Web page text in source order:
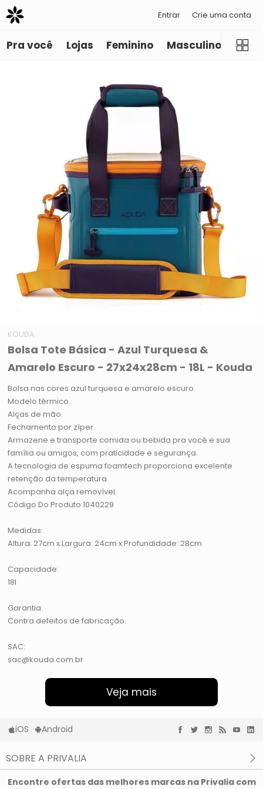
Entrar Crie uma conta
Pra você Lojas Feminino Masculino
KOUDA
Bolsa Tote Básica - Azul Turquesa &
Amarelo Escuro - 27x24x28cm - 18L - Kouda
Bolsa nas cores azul turquesa e amarelo escuro.
Modelo térmico.
Alças de mão.
Fechamento por zíper.
Armazene e transporte comida ou bebida pra você e sua
família ou amigos, com praticidade e segurança.
A tecnologia de espuma foamtech proporciona excelente
retenção da temperatura.
Acompanha alça removível.
Código Do Produto:1040229
Medidas:
Altura: 27cm x Largura: 24cm x Profundidade: 28cm
Capacidade:
18l
Garantia:
Contra defeitos de fabricação.
SAC:
sac@kouda.com.br
Veja mais
iOS Android
SOBRE A PRIVALIA
Encontre ofertas das melhores marcas na Privalia com